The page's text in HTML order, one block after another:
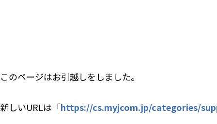
このページはお引越しをしました。
新しいURLは「​https://cs.myjcom.jp/categories/